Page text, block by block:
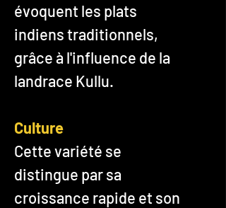
évoquent les plats
indiens traditionnels,
grâce à l'influence de la
landrace Kullu.
Culture
Cette variété se
distingue par sa
croissance rapide et son